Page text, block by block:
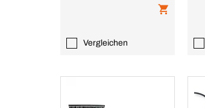
Vergleichen